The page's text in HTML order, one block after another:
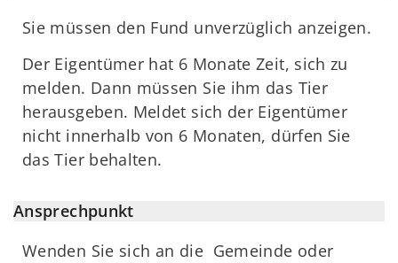
Sie müssen den Fund unverzüglich anzeigen.
Der Eigentümer hat 6 Monate Zeit, sich zu
melden. Dann müssen Sie ihm das Tier
herausgeben. Meldet sich der Eigentümer
nicht innerhalb von 6 Monaten, dürfen Sie
das Tier behalten.
Ansprechpunkt
Wenden Sie sich an die Gemeinde oder